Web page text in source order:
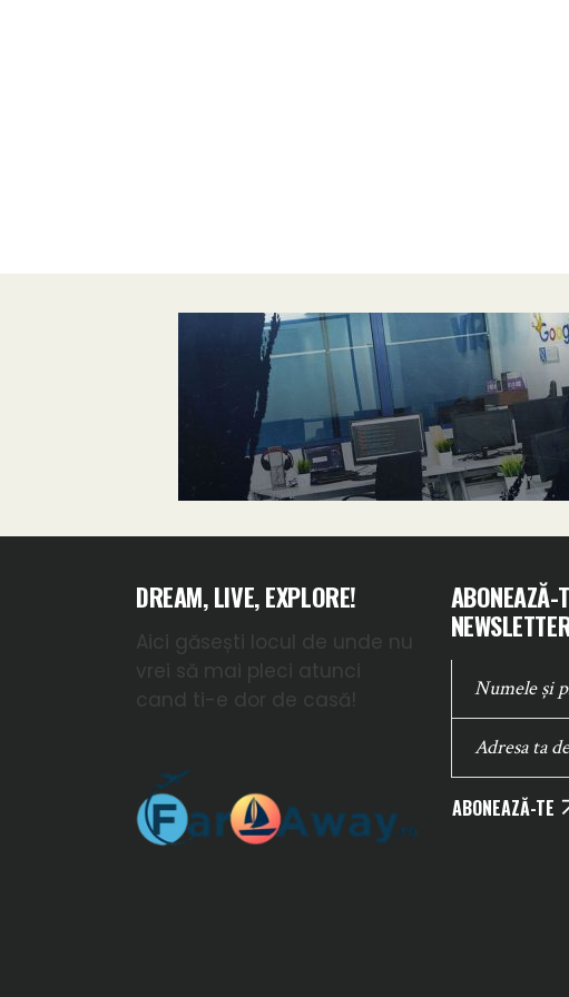
DREAM, LIVE, EXPLORE!
Aici găsești locul de unde nu
vrei să mai pleci atunci
cand ti-e dor de casă!
ABONEAZĂ-
ABONEAZĂ-TE